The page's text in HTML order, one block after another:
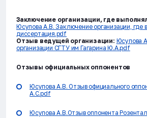
Заключение организации, где
Юсупова А.В. Заключение организации, где
диссертация.pdf
Отзыв ведущей организации: Юсупова
организации СГТУ им Гагарина Ю.А.pdf
Отзывы официальных оппонентов
Юсупова А.В. Отзыв официального
А.С.pdf
Юсупова А.В.Отзыв оппонента